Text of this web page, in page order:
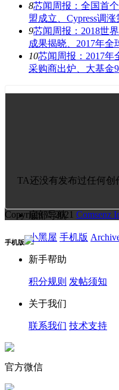
8芯闻周报：全国首
盟成立、Cypress调
9芯闻周报：2018世
成果揭晓、2017年全
10芯闻周报：2017年
采购商出炉、大基金
TA还没有发布过任何创
底部导航
小黑屋 手机版
新手帮助
积分规则 发帖须知
关于我们
联系我们 技术支持
官方微信
Copyright © 2021 Comsenz
手机版